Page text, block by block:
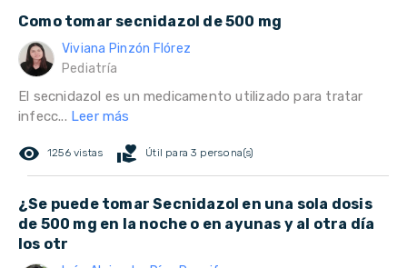
Como tomar secnidazol de 500 mg
Viviana Pinzón Flórez
Pediatría
El secnidazol es un medicamento utilizado para tratar
infecc... Leer más
remove_red_eye 1256 vistas volunteer_activism Útil para 3 persona(s)
¿Se puede tomar Secnidazol en una sola dosis
de 500 mg en la noche o en ayunas y al otra día
los otr